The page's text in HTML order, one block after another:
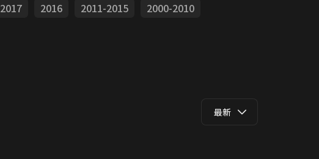
2017 2016 2011-2015
2000-2010
最新